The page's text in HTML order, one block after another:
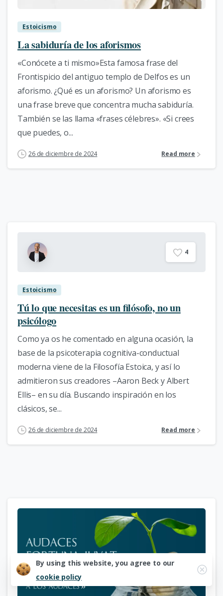
Estoicismo
La sabiduría de los aforismos
«Conócete a ti mismo»Esta famosa frase del
Frontispicio del antiguo templo de Delfos es un
aforismo. ¿Qué es un aforismo? Un aforismo es
una frase breve que concentra mucha sabiduría.
También se las llama «frases célebres». «Si crees
que puedes, o...
26 de diciembre de 2024 Read more
4
Estoicismo
Tú lo que necesitas es un filósofo, no un
psicólogo
Como ya os he comentado en alguna ocasión, la
base de la psicoterapia cognitiva-conductual
moderna viene de la Filosofía Estoica, y así lo
admitieron sus creadores –Aaron Beck y Albert
Ellis– en su día. Buscando inspiración en los
clásicos, se...
26 de diciembre de 2024 Read more
3
By using this website, you agree to our
cookie policy